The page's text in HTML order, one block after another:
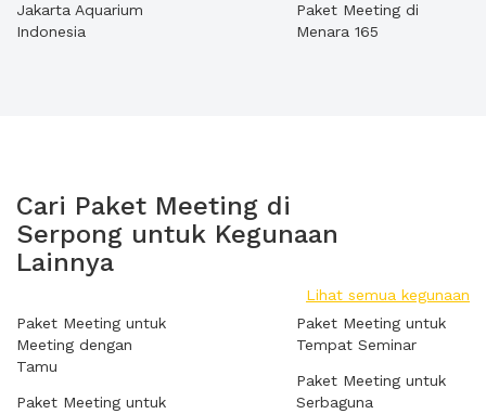
Jakarta Aquarium
Indonesia
Paket Meeting di
Menara 165
Cari Paket Meeting di
Serpong untuk Kegunaan
Lainnya
Lihat semua kegunaan
Paket Meeting untuk
Meeting dengan
Tamu
Paket Meeting untuk
Paket Meeting untuk
Tempat Seminar
Paket Meeting untuk
Serbaguna